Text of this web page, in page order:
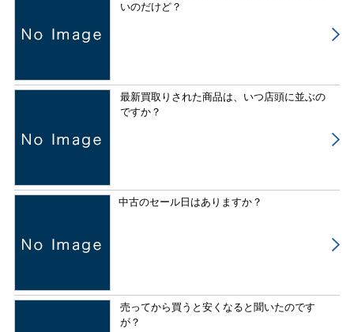
いのだけど？
最新買取りされた商品は、いつ店頭に並ぶの
ですか？
中古のセール日はありますか？
売ってから買うと安くなると聞いたのです
が？